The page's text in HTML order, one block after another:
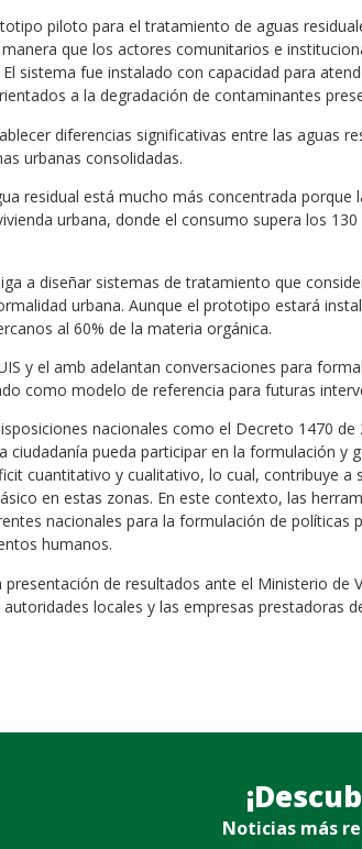
piloto para el tratamiento de aguas
que los actores comunitarios e
sistema fue instalado con capacidad para
a la degradación de contaminantes
diferencias significativas entre las aguas
urbanas consolidadas.
residual está mucho más concentrada porque
urbana, donde el consumo supera los
a diseñar sistemas de tratamiento que
urbana. Aunque el prototipo estará
al 60% de la materia orgánica.
y el amb adelantan conversaciones para
como modelo de referencia para futuras
nacionales como el Decreto 1470
pueda participar en la formulación y
cuantitativo y cualitativo, lo cual, contribuye a
en estas zonas. En este contexto, las
nacionales para la formulación de políticas
humanos.
de resultados ante el Ministerio de
locales y las empresas prestadoras
Noticias más